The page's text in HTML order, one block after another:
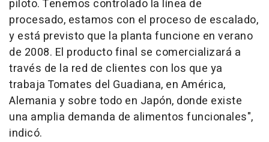
piloto. Tenemos controlado la línea de
procesado, estamos con el proceso de escalado,
y está previsto que la planta funcione en verano
de 2008. El producto final se comercializará a
través de la red de clientes con los que ya
trabaja Tomates del Guadiana, en América,
Alemania y sobre todo en Japón, donde existe
una amplia demanda de alimentos funcionales",
indicó.